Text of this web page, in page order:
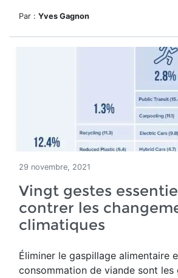
Par : Yves Gagnon
29 novembre, 2021
Vingt gestes
contrer les
climatiques
Éliminer le gaspillage alimentaire
consommation de viande sont les